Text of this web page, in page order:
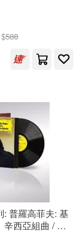
$588
: 普羅高菲夫: 基
辛西亞組曲 / 阿
加哥交響樂團